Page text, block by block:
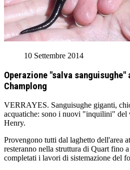
10 Settembre 2014
Operazione "salva
Champlong
VERRAYES. Sanguisughe giganti,
acquatiche: sono i nuovi "inquilini" del
Henry.
Provengono tutti dal laghetto dell'area
resteranno nella struttura di Quart fino
completati i lavori di sistemazione del